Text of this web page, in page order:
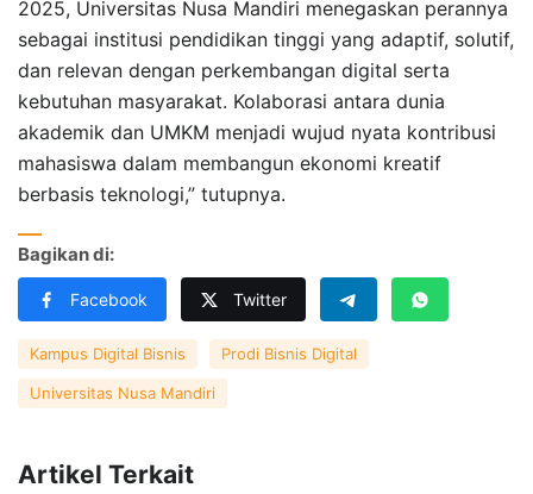
2025, Universitas Nusa Mandiri menegaskan perannya
sebagai institusi pendidikan tinggi yang adaptif, solutif,
dan relevan dengan perkembangan digital serta
kebutuhan masyarakat. Kolaborasi antara dunia
akademik dan UMKM menjadi wujud nyata kontribusi
mahasiswa dalam membangun ekonomi kreatif
berbasis teknologi,” tutupnya.
Bagikan di:
Facebook Twitter
Kampus Digital Bisnis Prodi Bisnis Digital
Universitas Nusa Mandiri
Artikel Terkait